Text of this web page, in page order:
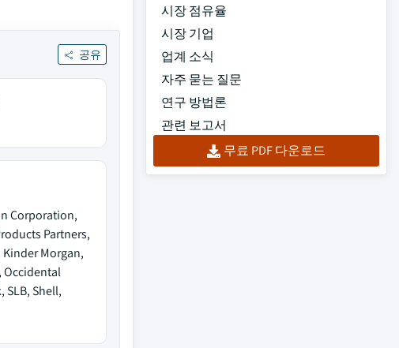
공유
Corporation,
Partners,
Morgan,
Occidental
SLB, Shell,
시장 점유율
시장 기업
업계 소식
자주 묻는 질문
연구 방법론
관련 보고서
무료 PDF 다운로드